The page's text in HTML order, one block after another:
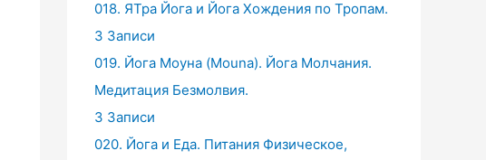
018. ЯТра Йога и Йога Хождения по Тропам.
3 Записи
019. Йога Моуна (Mouna). Йога Молчания.
Медитация Безмолвия.
3 Записи
020. Йога и Еда. Питания Физическое,